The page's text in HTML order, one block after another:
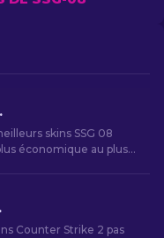
[2026]
skins SSG 08
économique au plus
[2026]
Counter Strike 2 pas